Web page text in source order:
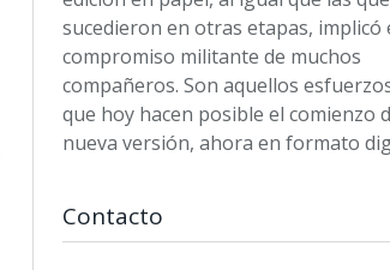
sucedieron en otras etapas, implicó
compromiso militante de muchos
compañeros. Son aquellos
que hoy hacen posible el comienzo
nueva versión, ahora en formato
Contacto